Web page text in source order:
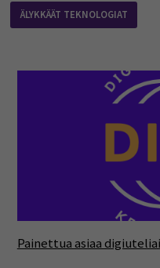
ÄLYKKÄÄT TEKNOLOGIAT
Painettua asiaa